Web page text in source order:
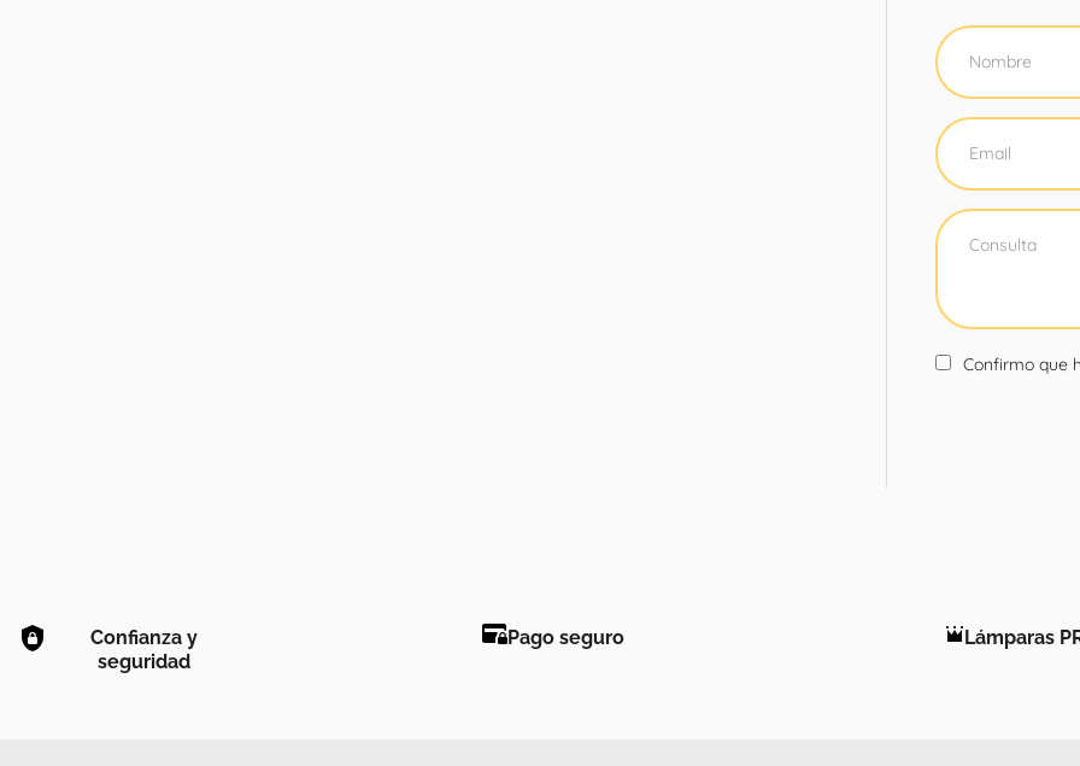
Confirmo que
Confianza y
seguridad
Pago seguro Lámparas